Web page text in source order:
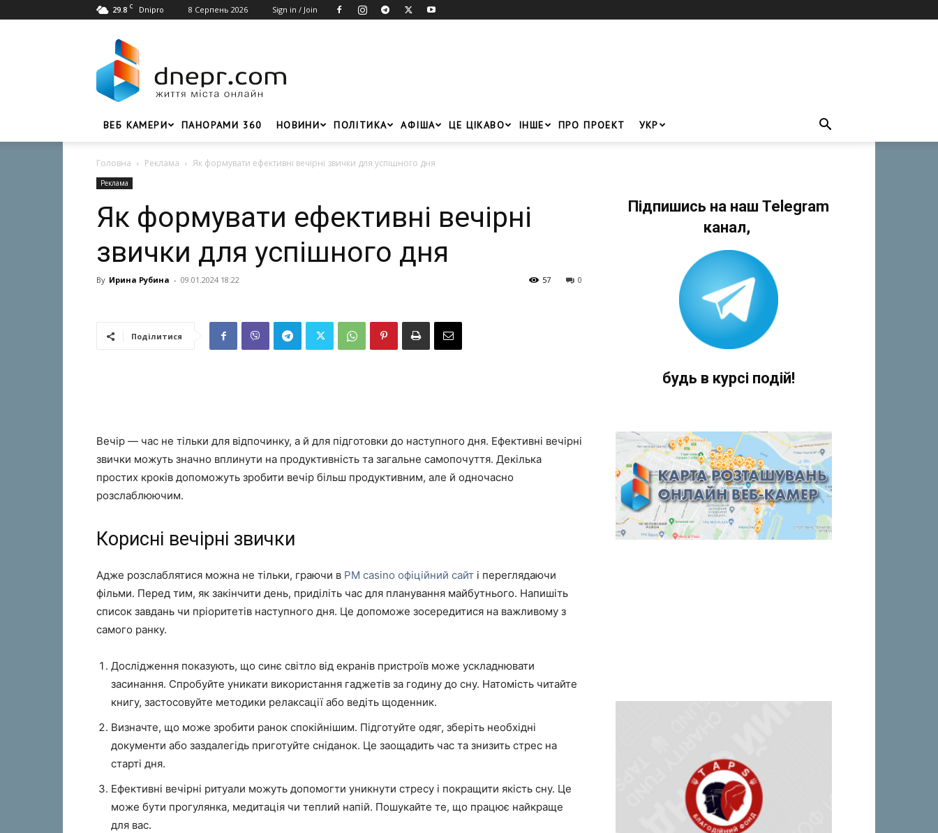
29.8 C Dnipro 8 Серпень 2026 Sign in / Join
Головний
портал
Дніпра
ВЕБ КАМЕРИ ПАНОРАМИ 360 НОВИНИ ПОЛІТИКА АФІША ЦЕ ЦІКАВО ІНШЕ ПРО ПРОЕКТ УКР
Головна Реклама Як формувати ефективні вечірні звички для успішного дня
Реклама
Як формувати ефективні вечірні
звички для успішного дня
By Ирина Рубина - 09.01.2024 18:22 0
57
Поділитися
Вечір — час не тільки для відпочинку, а й для підготовки до наступного дня. Ефективні вечірні
звички можуть значно вплинути на продуктивність та загальне самопочуття. Декілька
простих кроків допоможуть зробити вечір більш продуктивним, але й одночасно
розслаблюючим.
Корисні вечірні звички
Адже розслаблятися можна не тільки, граючи в PM casino офіційний сайт і переглядаючи
фільми. Перед тим, як закінчити день, приділіть час для планування майбутнього. Напишіть
список завдань чи пріоритетів наступного дня. Це допоможе зосередитися на важливому з
самого ранку.
Дослідження показують, що синє світло від екранів пристроїв може ускладнювати
засинання. Спробуйте уникати використання гаджетів за годину до сну. Натомість читайте
книгу, застосовуйте методики релаксації або ведіть щоденник.
Визначте, що може зробити ранок спокійнішим. Підготуйте одяг, зберіть необхідні
документи або заздалегідь приготуйте сніданок. Це заощадить час та знизить стрес на
старті дня.
Ефективні вечірні ритуали можуть допомогти уникнути стресу і покращити якість сну. Це
може бути прогулянка, медитація чи теплий напій. Пошукайте те, що працює найкраще
для вас.
Підпишись на наш Telegram
канал,
будь в курсі подій!